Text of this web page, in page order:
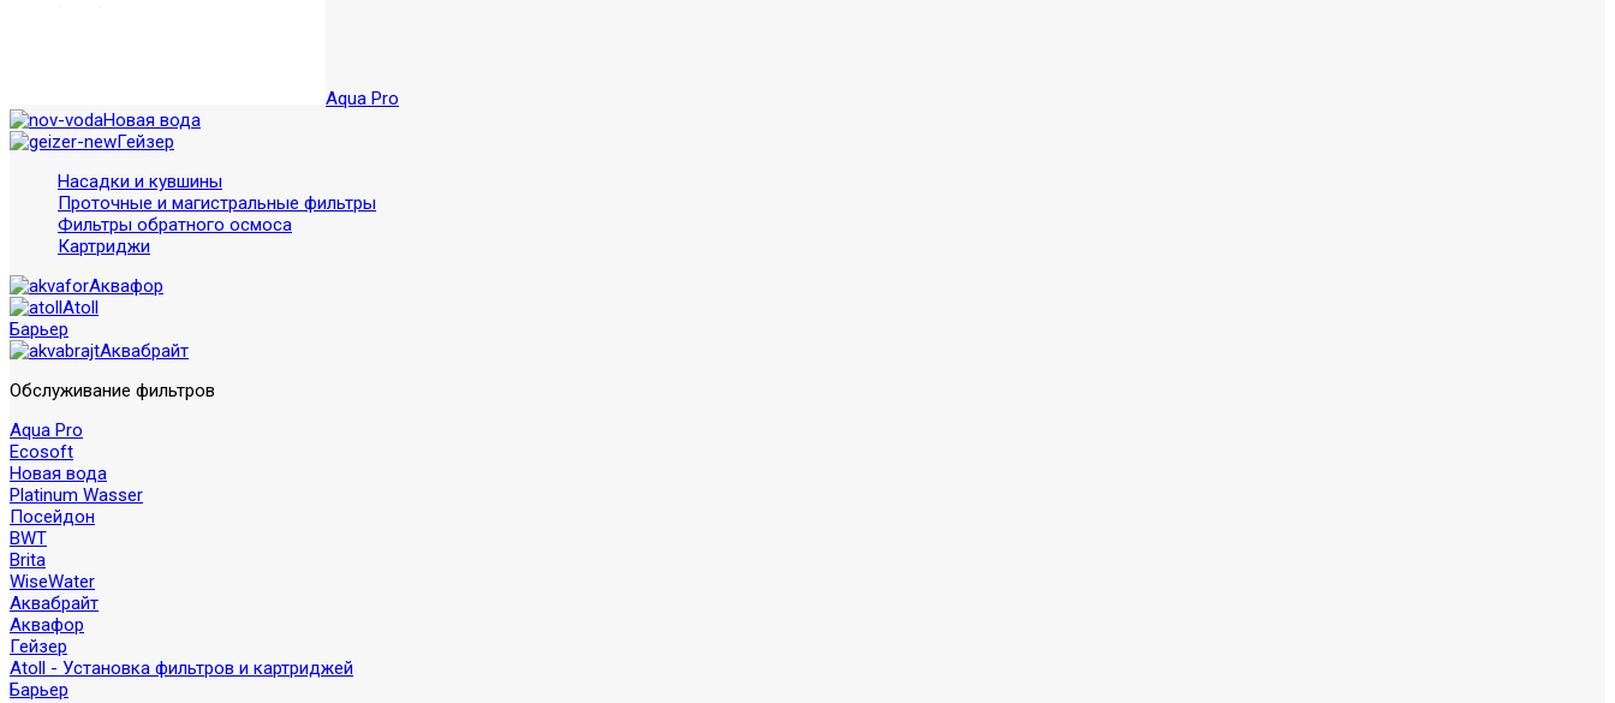
Aqua Pro
Новая вода
Гейзер
Насадки и кувшины
Проточные и магистральные фильтры
Фильтры обратного осмоса
Картриджи
Аквафор
Atoll
Барьер
Аквабрайт
Обслуживание фильтров
Aqua Pro
Ecosoft
Новая вода
Platinum Wasser
Посейдон
BWT
Brita
WiseWater
Аквабрайт
Аквафор
Гейзер
Atoll - Установка фильтров и картриджей
Барьер